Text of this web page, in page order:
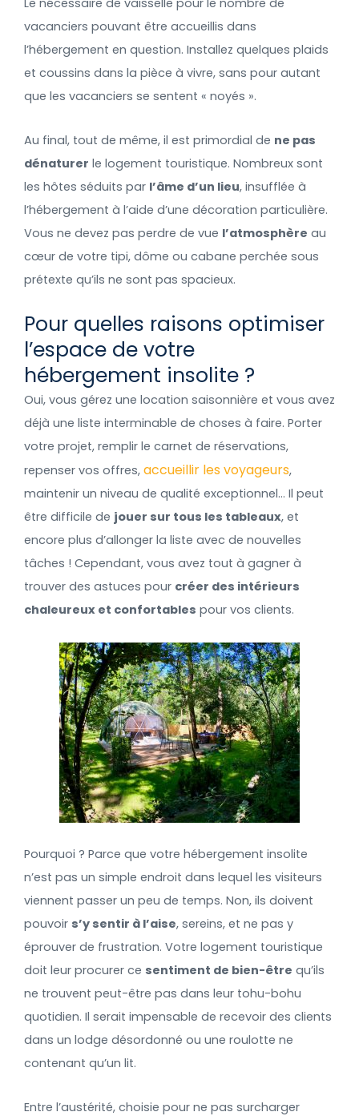
Le nécessaire de vaisselle pour le nombre de
vacanciers pouvant être accueillis dans
l’hébergement en question. Installez quelques plaids
et coussins dans la pièce à vivre, sans pour autant
que les vacanciers se sentent « noyés ».
Au final, tout de même, il est primordial de ne pas
dénaturer le logement touristique. Nombreux sont
les hôtes séduits par l’âme d’un lieu, insufflée à
l’hébergement à l’aide d’une décoration particulière.
Vous ne devez pas perdre de vue l’atmosphère au
cœur de votre tipi, dôme ou cabane perchée sous
prétexte qu’ils ne sont pas spacieux.
Pour quelles raisons optimiser
l’espace de votre
hébergement insolite ?
Oui, vous gérez une location saisonnière et vous avez
déjà une liste interminable de choses à faire. Porter
votre projet, remplir le carnet de réservations,
repenser vos offres, accueillir les voyageurs,
maintenir un niveau de qualité exceptionnel… Il peut
être difficile de jouer sur tous les tableaux, et
encore plus d’allonger la liste avec de nouvelles
tâches ! Cependant, vous avez tout à gagner à
trouver des astuces pour créer des intérieurs
chaleureux et confortables pour vos clients.
Pourquoi ? Parce que votre hébergement insolite
n’est pas un simple endroit dans lequel les visiteurs
viennent passer un peu de temps. Non, ils doivent
pouvoir s’y sentir à l’aise, sereins, et ne pas y
éprouver de frustration. Votre logement touristique
doit leur procurer ce sentiment de bien-être qu’ils
ne trouvent peut-être pas dans leur tohu-bohu
quotidien. Il serait impensable de recevoir des clients
dans un lodge désordonné ou une roulotte ne
contenant qu’un lit.
Entre l’austérité, choisie pour ne pas surcharger